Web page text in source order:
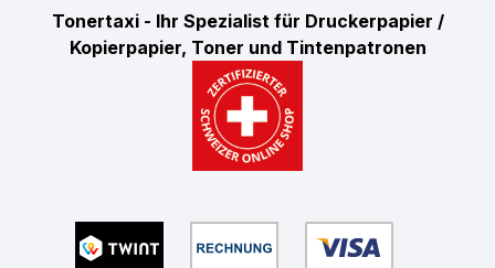
Tonertaxi - Ihr Spezialist für Druckerpapier /
Kopierpapier, Toner und Tintenpatronen